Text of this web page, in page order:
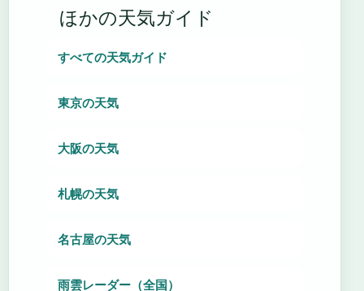
ほかの天気ガイド
すべての天気ガイド
東京の天気
大阪の天気
札幌の天気
名古屋の天気
雨雲レーダー（全国）